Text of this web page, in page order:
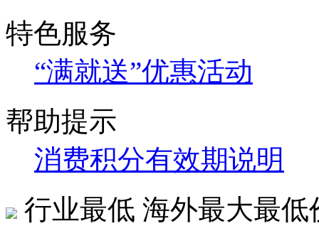
特色服务
“满就送”优惠活动
帮助提示
消费积分有效期说明
行业最低 海外最大最低